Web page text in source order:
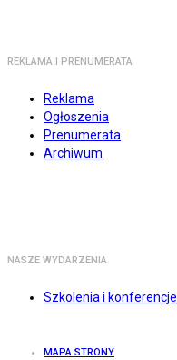
REKLAMA I PRENUMERATA
Reklama
Ogłoszenia
Prenumerata
Archiwum
NASZE WYDARZENIA
Szkolenia i konferencje
MAPA STRONY